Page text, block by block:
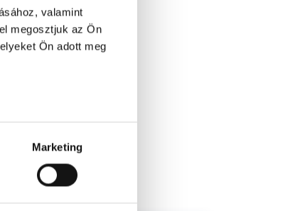
valamint
megosztjuk az Ön
Ön adott meg
Marketing